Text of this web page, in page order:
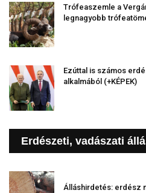
Trófeaszemle a
legnagyobb
Ezúttal is számos
alkalmából (+KÉPEK)
Erdészeti, vadászati
Álláshirdetés: erdész